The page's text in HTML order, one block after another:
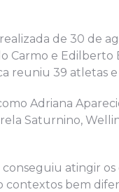
de 30 de
Carmo e
reuniu 39 atletas
Adriana
Saturnino,
atingir
contextos bem